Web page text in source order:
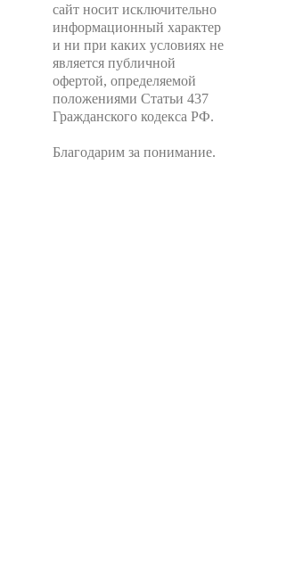
сайт носит исключительно
информационный характер
и ни при каких условиях не
является публичной
офертой, определяемой
положениями Статьи 437
Гражданского кодекса РФ.
Благодарим за понимание.